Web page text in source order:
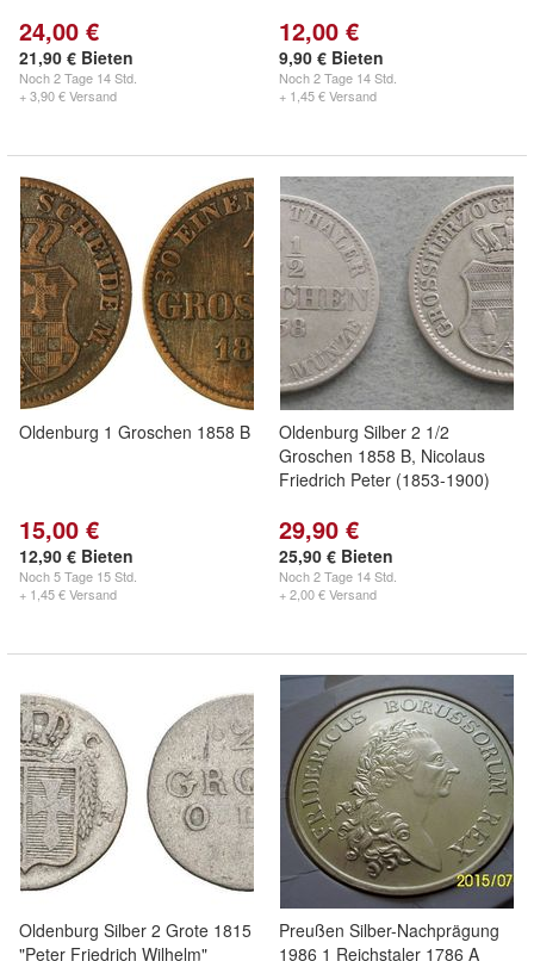
24,00 €
21,90 € Bieten
Noch2 Tage 14 Std.
+ 3,90 € Versand
12,00 €
9,90 € Bieten
Noch2 Tage 14 Std.
+ 1,45 € Versand
Oldenburg 1 Groschen 1858 B
15,00 €
12,90 € Bieten
Noch5 Tage 15 Std.
+ 1,45 € Versand
Oldenburg Silber 2 1/2
Groschen 1858 B, Nicolaus
Friedrich Peter (1853-1900)
29,90 €
25,90 € Bieten
Noch2 Tage 14 Std.
+ 2,00 € Versand
Oldenburg Silber 2 Grote 1815
"Peter Friedrich Wilhelm"
Preußen Silber-Nachprägung
1986 1 Reichstaler 1786 A